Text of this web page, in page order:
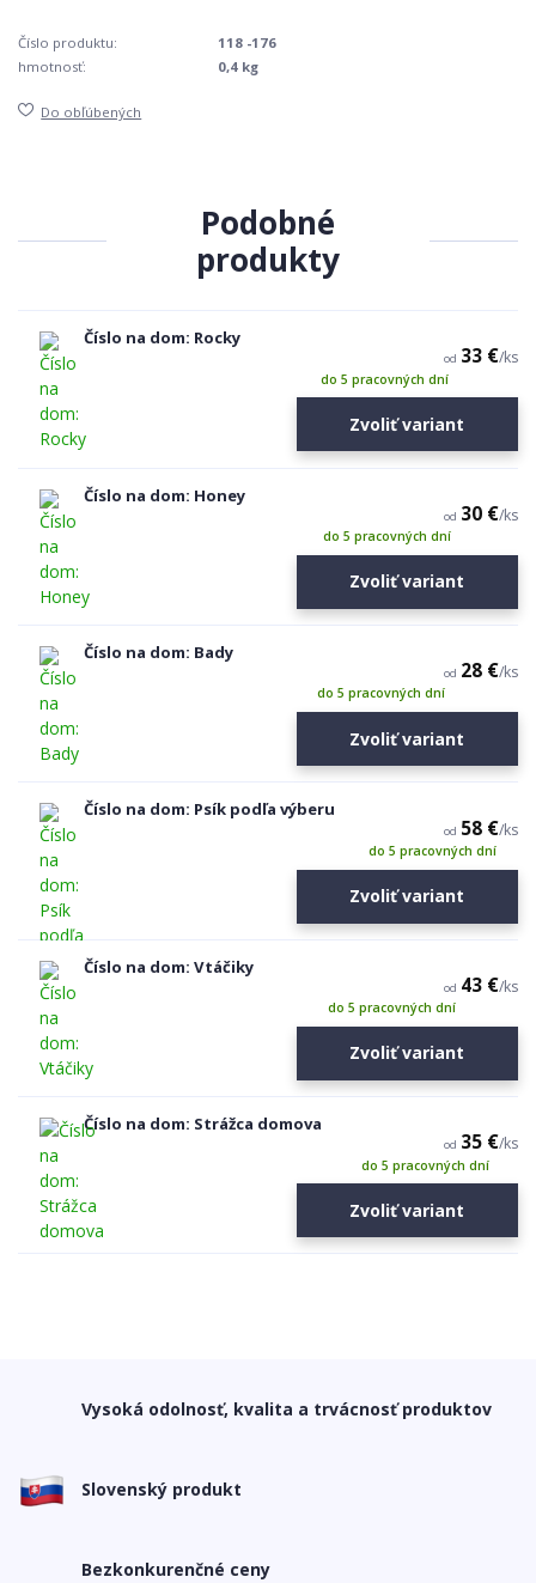
Číslo produktu:
118 -176
hmotnosť:
0,4 kg
Do obľúbených
Podobné
produkty
Číslo na dom: Rocky
od 33 €/ks
do 5 pracovných dní
Zvoliť variant
Číslo na dom: Honey
od 30 €/ks
do 5 pracovných dní
Zvoliť variant
Číslo na dom: Bady
od 28 €/ks
do 5 pracovných dní
Zvoliť variant
Číslo na dom: Psík podľa výberu
od 58 €/ks
do 5 pracovných dní
Zvoliť variant
Číslo na dom: Vtáčiky
od 43 €/ks
do 5 pracovných dní
Zvoliť variant
Číslo na dom: Strážca domova
od 35 €/ks
do 5 pracovných dní
Zvoliť variant
Vysoká odolnosť, kvalita a trvácnosť produktov
Slovenský produkt
Bezkonkurenčné ceny